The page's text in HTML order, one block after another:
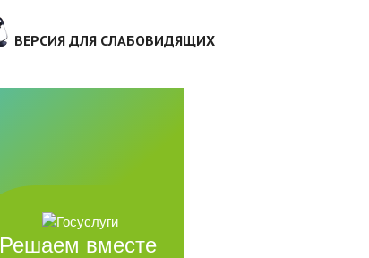
ВЕРСИЯ ДЛЯ СЛАБОВИДЯЩИХ
Решаем вместе